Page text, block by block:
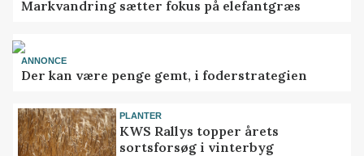
Markvandring sætter fokus på elefantgræs
ANNONCE
Der kan være penge gemt, i foderstrategien
PLANTER
KWS Rallys topper årets
sortsforsøg i vinterbyg